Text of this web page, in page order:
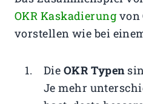
OKR Kaskadierung von
vorstellen wie bei
Die OKR Typen
Je mehr